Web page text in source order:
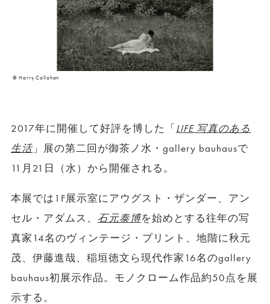
© Harry Callahan
2017年に開催して好評を博した「LIFE 写真のある
生活」展の第二回が御茶ノ水・gallery bauhausで
11月21日（水）から開催される。
本展では1F展示室にアウグスト・ザンダー、アン
セル・アダムス、 石元泰博を始めとする往年の写
真家14名のヴィンテージ・プリント、地階に秋元
茂、伊藤進哉、稲垣徳文ら現代作家16名のgallery
bauhaus初展示作品。モノクローム作品約50点を展
示する。